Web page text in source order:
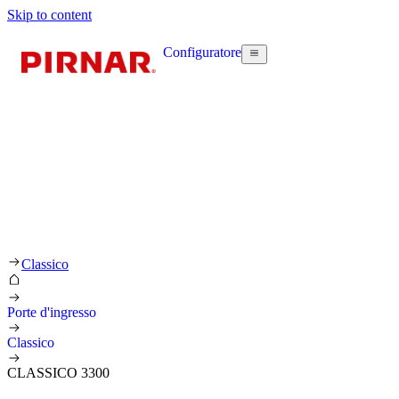
Skip to content
Configuratore
Classico
Porte d'ingresso
Classico
CLASSICO 3300